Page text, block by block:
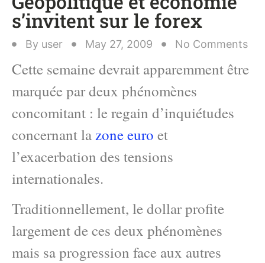
s’invitent sur le forex
By user May 27, 2009 No Comments
Cette semaine devrait apparemment être
marquée par deux phénomènes
concomitant : le regain d’inquiétudes
concernant lazone euro et
l’exacerbation des tensions
internationales.
Traditionnellement, le dollar profite
largement de ces deux phénomènes
mais sa progression face aux autres